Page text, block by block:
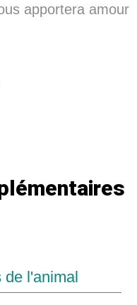
apportera amour
de l'animal